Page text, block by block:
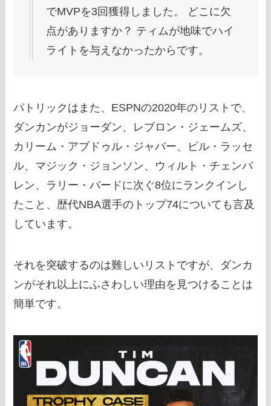
でMVPを3回獲得しました。 どこに欠
点がありますか？ ティムが地味でハイ
ライトを与えなかったからです。
パトリックはまた、ESPNの2020年のリストで、
ダンカンがジョーダン、レブロン・ジェームズ、
カリーム・アブドゥル・ジャバー、ビル・ラッセ
ル、マジック・ジョンソン、ウィルト・チェンバ
レン、ラリー・バードに次ぐ8位にランクインし
たこと、歴代NBA選手のトップ74についても言及
しています。
それを突破するのは難しいリストですが、ダンカ
ンがそれ以上にふさわしい理由を見つけることは
簡単です。